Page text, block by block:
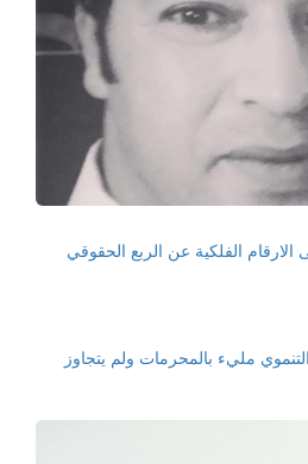
الفلكية عن الربع الحقوقي
مليء بالمحرمات ولم يتجاوز